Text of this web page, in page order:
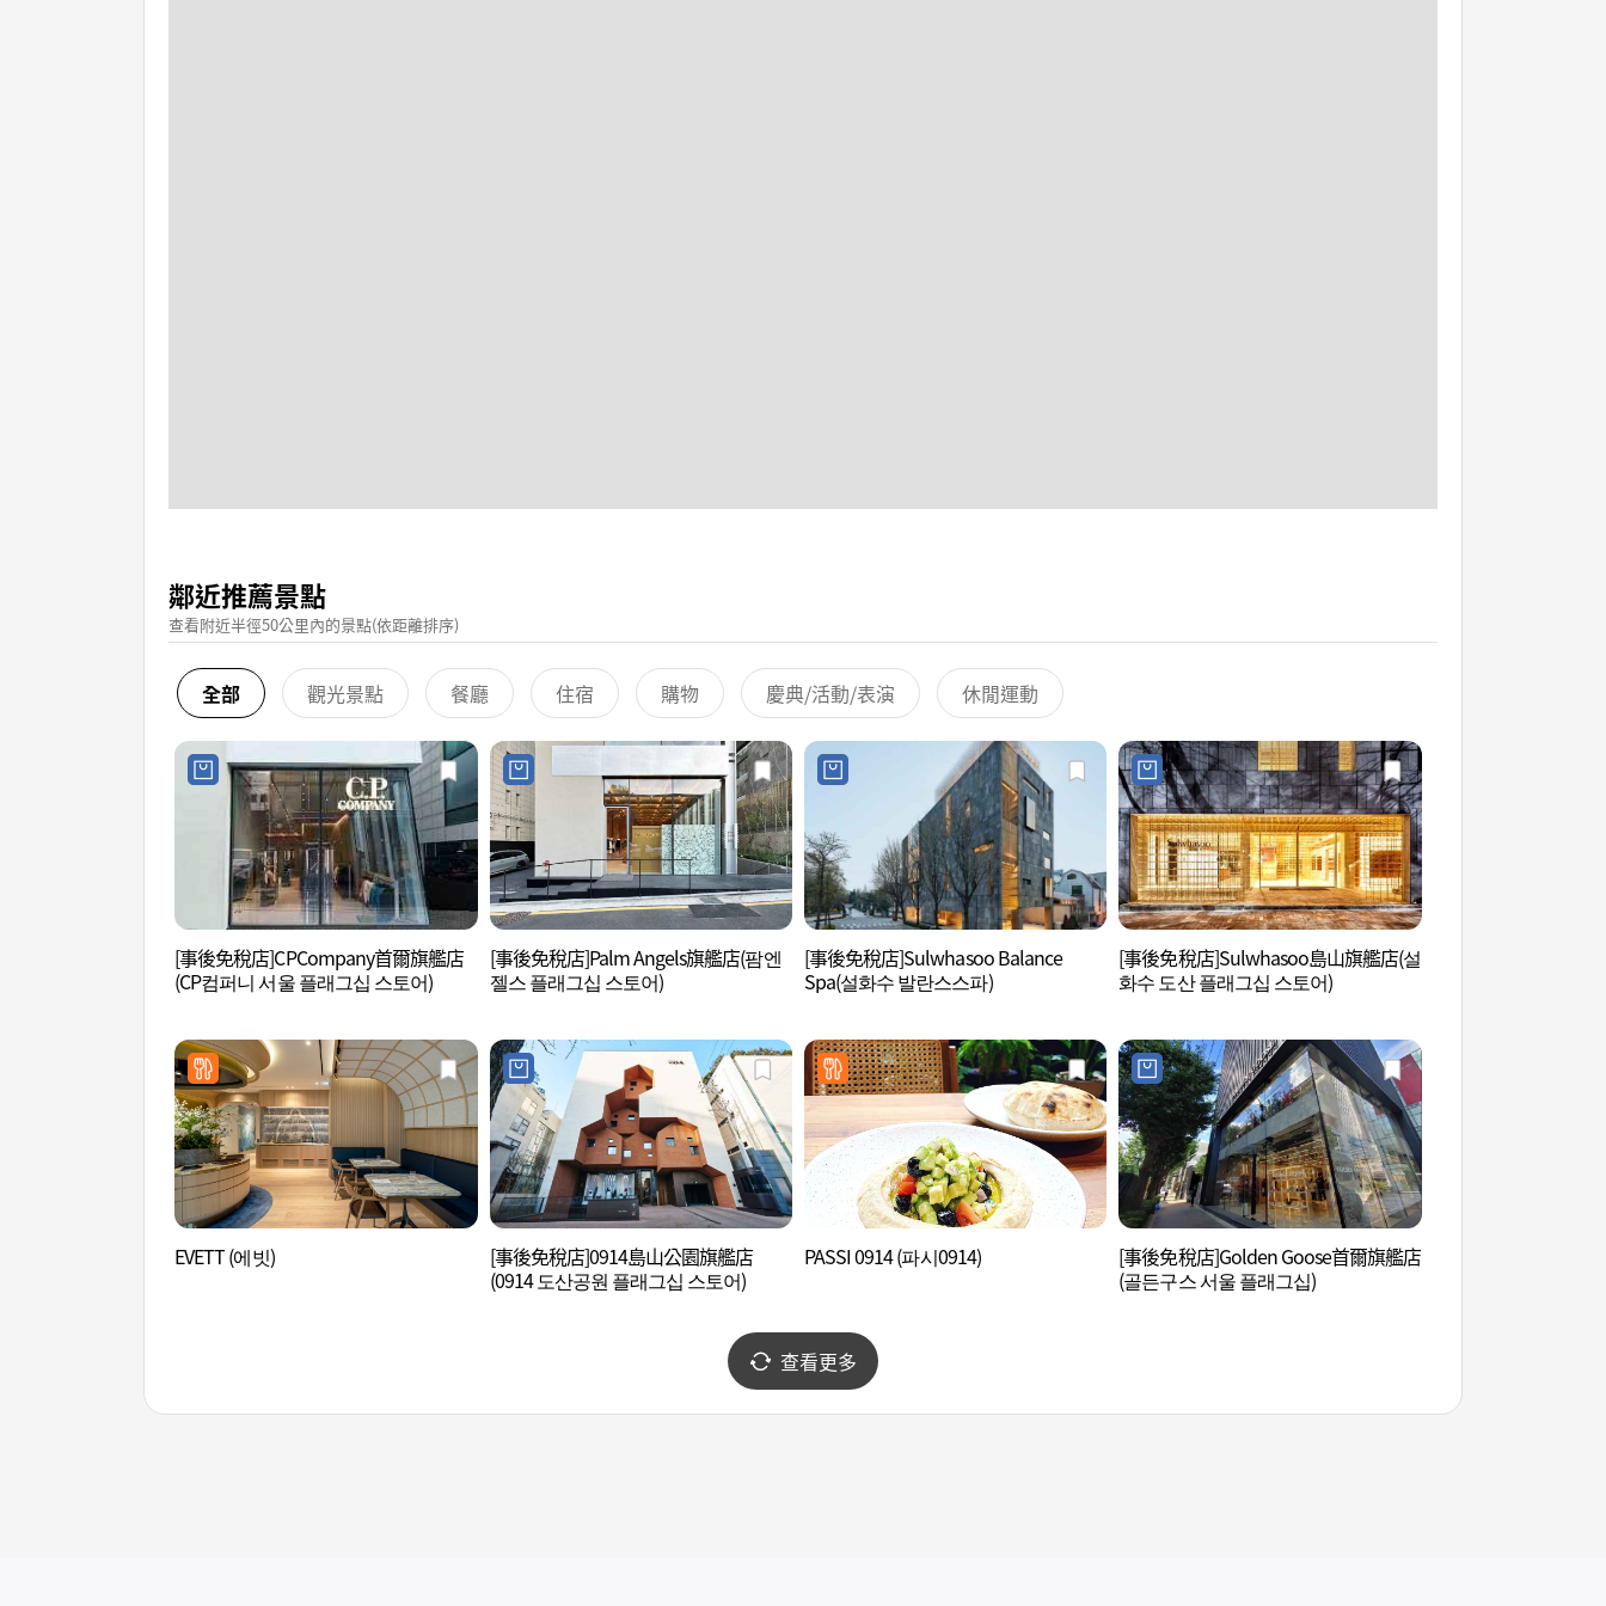
鄰近推薦景點
查看附近半徑50公里內的景點(依距離排序)
全部 觀光景點 餐廳 住宿 購物 慶典/活動/表演 休閒運動
[事後免稅店]CPCompany首爾旗艦店
(CP컴퍼니 서울 플래그십 스토어)
[事後免稅店]Palm Angels旗艦店(팜엔
젤스 플래그십 스토어)
[事後免稅店]Sulwhasoo Balance
Spa(설화수 발란스스파)
[事後免稅店]Sulwhasoo島山旗艦店(설
화수 도산 플래그십 스토어)
EVETT (에빗)
[事後免稅店]0914島山公園旗艦店
(0914 도산공원 플래그십 스토어)
PASSI 0914 (파시0914)
[事後免稅店]Golden Goose首爾旗艦店
(골든구스 서울 플래그십)
查看更多